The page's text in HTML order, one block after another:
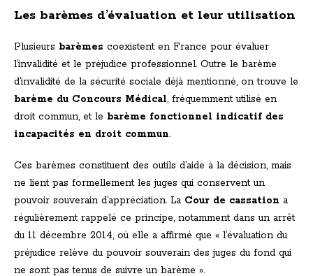
Les barèmes d’évaluation et leur utilisation
Plusieurs barèmes coexistent en France pour évaluer
l’invalidité et le préjudice professionnel. Outre le barème
d’invalidité de la sécurité sociale déjà mentionné, on trouve le
barème du Concours Médical, fréquemment utilisé en
droit commun, et le barème fonctionnel indicatif des
incapacités en droit commun.
Ces barèmes constituent des outils d’aide à la décision, mais
ne lient pas formellement les juges qui conservent un
pouvoir souverain d’appréciation. La Cour de cassation a
régulièrement rappelé ce principe, notamment dans un arrêt
du 11 décembre 2014, où elle a affirmé que « l’évaluation du
préjudice relève du pouvoir souverain des juges du fond qui
ne sont pas tenus de suivre un barème ».